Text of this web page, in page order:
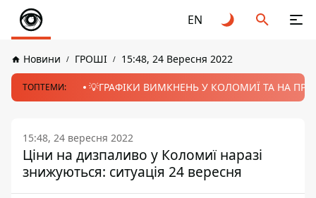
EN
Новини ГРОШІ 15:48, 24 Вересня 2022
ТОПТЕМИ: 💡ГРАФІКИ ВИМКНЕНЬ У КОЛОМИЇ ТА НА
15:48, 24 вересня 2022
Ціни на дизпаливо у Коломиї наразі
знижуються: ситуація 24 вересня